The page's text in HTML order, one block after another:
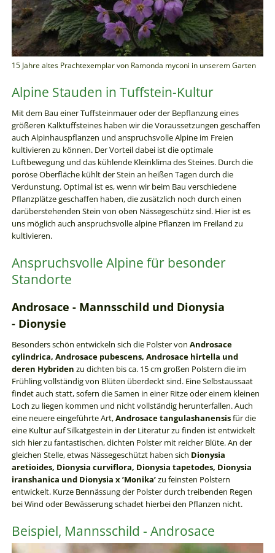
15 Jahre altes Prachtexemplar von Ramonda myconi in unserem Garten
Alpine Stauden in Tuffstein-Kultur
Mit dem Bau einer Tuffsteinmauer oder der Bepflanzung eines
größeren Kalktuffsteines haben wir die Voraussetzungen geschaffen
auch Alpinhauspflanzen und anspruchsvolle Alpine im Freien
kultivieren zu können. Der Vorteil dabei ist die optimale
Luftbewegung und das kühlende Kleinklima des Steines. Durch die
poröse Oberfläche kühlt der Stein an heißen Tagen durch die
Verdunstung. Optimal ist es, wenn wir beim Bau verschiedene
Pflanzplätze geschaffen haben, die zusätzlich noch durch einen
darüberstehenden Stein von oben Nässegeschütz sind. Hier ist es
uns möglich auch anspruchsvolle alpine Pflanzen im Freiland zu
kultivieren.
Anspruchsvolle Alpine für besonder
Standorte
Androsace - Mannsschild und Dionysia
- Dionysie
Besonders schön entwickeln sich die Polster von Androsace
cylindrica, Androsace pubescens, Androsace hirtella und
deren Hybriden zu dichten bis ca. 15 cm großen Polstern die im
Frühling vollständig von Blüten überdeckt sind. Eine Selbstaussaat
findet auch statt, sofern die Samen in einer Ritze oder einem kleinen
Loch zu liegen kommen und nicht vollständig herunterfallen. Auch
eine neuere eingeführte Art,Androsace tangulashanensisfür die
eine Kultur auf Silkatgestein in der Literatur zu finden ist entwickelt
sich hier zu fantastischen, dichten Polster mit reicher Blüte. An der
gleichen Stelle, etwas Nässegeschützt haben sich Dionysia
aretioides, Dionysia curviflora, Dionysia tapetodes, Dionysia
iranshanica und Dionysia x ’Monika’zu feinsten Polstern
entwickelt. Kurze Bennässung der Polster durch treibenden Regen
bei Wind oder Bewässerung schadet hierbei den Pflanzen nicht.
Beispiel, Mannsschild - Androsace